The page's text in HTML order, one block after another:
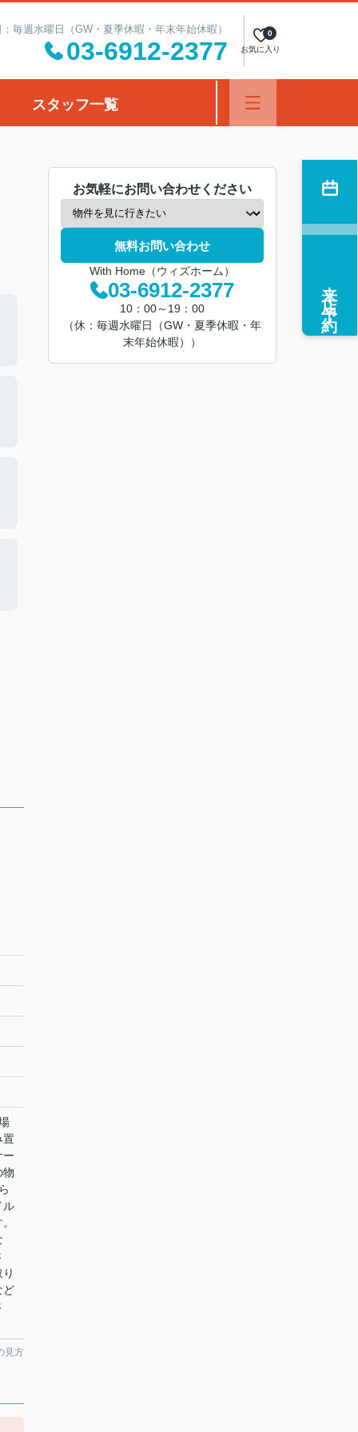
毎週水曜日（GW・夏季休暇・年末年始休暇）
03-6912-2377 お気に入り
0
スタッフ一覧
置
ー
物
ル
ど
見方
お気軽にお問い合わせください
無料お問い合わせ
With Home（ウィズホーム）
03-6912-2377
10：00～19：00
（休：毎週水曜日（GW・夏季休暇・年
末年始休暇））
来店予約